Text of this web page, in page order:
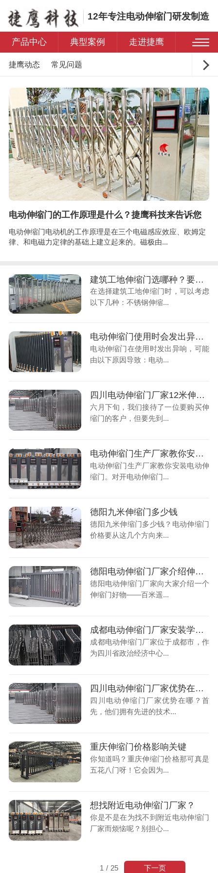
12年专注电动伸缩门研发制造
产品中心 典型案例 走进捷鹰
捷鹰动态 常见问题
电动伸缩门的工作原理是什么？捷鹰科技来告诉您
电动伸缩门电动机的工作原理是在三个电磁感应效应、欧姆定
律、和电磁力定律的基础上建立起来的。磁极由...
建筑工地伸缩门选哪种？要注意哪些？
在选择建筑工地伸缩门时，可以考虑
以下几种：不锈钢伸缩...
电动伸缩门使用时会发出异响怎么办？
电动伸缩门在使用时发出异响，可能
由以下原因导致：电动...
四川电动伸缩门厂家12米伸缩门价格
六月下旬，我们接待了一位要购买伸
缩门的客户，但要先到...
电动伸缩门生产厂家教你安装电动伸缩门
电动伸缩门生产厂家教你安装电动伸
缩门。对开电动伸缩门...
德阳九米伸缩门多少钱
德阳九米伸缩门多少钱？电动伸缩门
价格要从这几个方向来...
德阳电动伸缩门厂家介绍伸缩门好物百米遥控
德阳电动伸缩门厂家向大家介绍一个
伸缩门好物——百米遥...
成都电动伸缩门厂家安装学校伸缩门心得
成都电动伸缩门厂家位于成都市，作
为四川省政治经济中心...
四川电动伸缩门厂家优势在哪？
四川电动伸缩门厂家优势在哪？首
先，他们拥有先进的技术...
重庆伸缩门价格影响关键
你知道吗？重庆伸缩门价格那可真是
五花八门呀！它会因为...
想找附近电动伸缩门厂家？
你是不是在为找不到附近电动伸缩门
厂家而烦恼呢？别担心...
1 / 25 下一页